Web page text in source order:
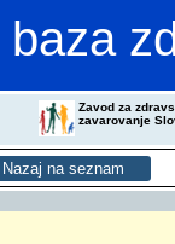
Zavod za
zavarovanje